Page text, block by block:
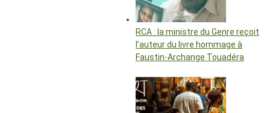
RCA : la ministre du Genre reçoit
l’auteur du livre hommage à
Faustin-Archange Touadéra